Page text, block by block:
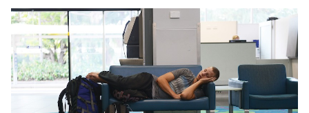
I MIEI PREFERITI
SHOP
CALENDARIO